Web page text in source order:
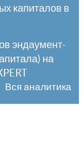
капиталов в
эндаумент-
на
Вся аналитика